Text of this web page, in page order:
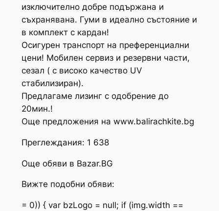
изключително добре подържана и
съхранявана. Гуми в идеално състояние и
в комплект с кардан!
Осигурен транспорт на преференциални
цени! Мобилен сервиз и резервни части,
сезал ( с високо качество UV
стабилизиран).
Предлагаме лизинг с одобрение до
20мин.!
Още предложения на www.balirachkite.bg
Преглеждания: 1 638
Още обяви в Bazar.BG
Вижте подобни обяви:
= 0)) { var bzLogo = null; if (img.width ==